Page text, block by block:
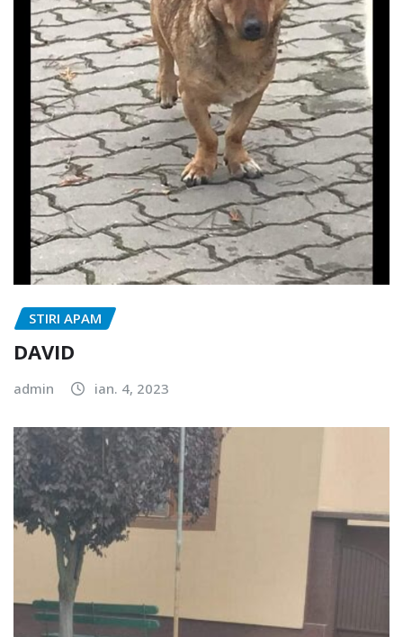
STIRI APAM
DAVID
admin ian. 4, 2023